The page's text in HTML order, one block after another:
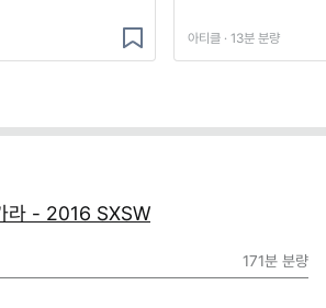
아티클 · 13분 분량
라 - 2016 SXSW
171분 분량